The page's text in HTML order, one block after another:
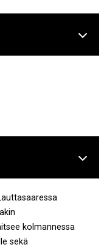


kolmannessa
sekä